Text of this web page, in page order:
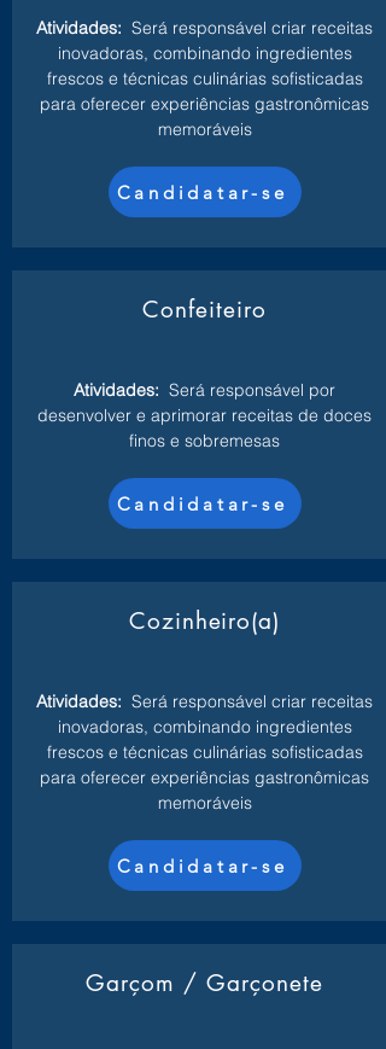
Atividades: Será responsável criar receitas
inovadoras, combinando ingredientes
frescos e técnicas culinárias sofisticadas
para oferecer experiências gastronômicas
memoráveis
Candidatar-se
Confeiteiro
Atividades: Será responsável por
desenvolver e aprimorar receitas de doces
finos e sobremesas
Candidatar-se
Cozinheiro(a)
Atividades: Será responsável criar receitas
inovadoras, combinando ingredientes
frescos e técnicas culinárias sofisticadas
para oferecer experiências gastronômicas
memoráveis
Candidatar-se
Garçom / Garçonete